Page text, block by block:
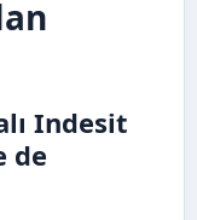
Indesit
de